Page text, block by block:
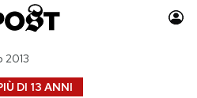
Auto
DI 13 ANNI
2013